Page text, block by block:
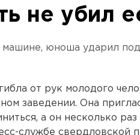
не убил
юноша ударил
от рук молодого
заведении. Она
а он несколько
службе свердловской